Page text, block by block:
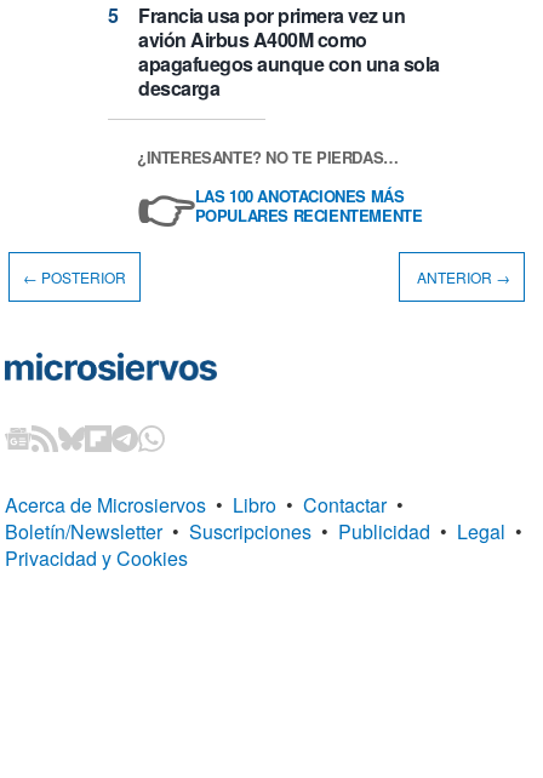
Francia usa por primera vez un
avión Airbus A400M como
apagafuegos aunque con una sola
descarga
¿INTERESANTE? NO TE PIERDAS…
👉LAS 100 ANOTACIONES MÁS
POPULARES RECIENTEMENTE
← POSTERIOR ANTERIOR →
Acerca de Microsiervos • Libro • Contactar •
Boletín/Newsletter • Suscripciones • Publicidad • Legal •
Privacidad y Cookies